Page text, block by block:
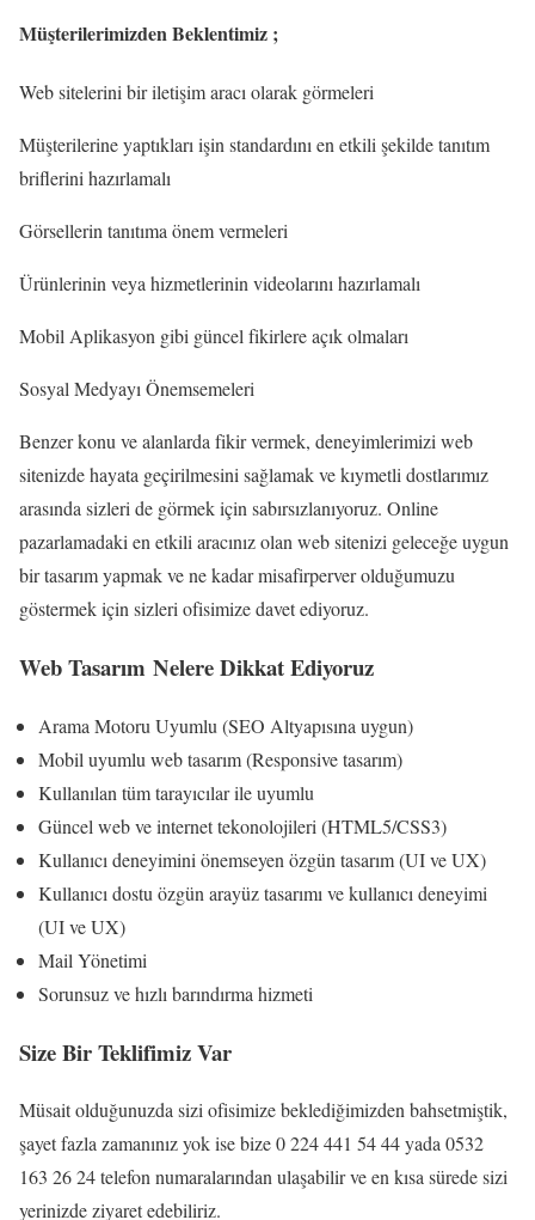
Müşterilerimizden Beklentimiz ;
Web sitelerini bir iletişim aracı olarak görmeleri
Müşterilerine yaptıkları işin standardını en etkili şekilde tanıtım
briflerini hazırlamalı
Görsellerin tanıtıma önem vermeleri
Ürünlerinin veya hizmetlerinin videolarını hazırlamalı
Mobil Aplikasyon gibi güncel fikirlere açık olmaları
Sosyal Medyayı Önemsemeleri
Benzer konu ve alanlarda fikir vermek, deneyimlerimizi web
sitenizde hayata geçirilmesini sağlamak ve kıymetli dostlarımız
arasında sizleri de görmek için sabırsızlanıyoruz. Online
pazarlamadaki en etkili aracınız olan web sitenizi geleceğe uygun
bir tasarım yapmak ve ne kadar misafirperver olduğumuzu
göstermek için sizleri ofisimize davet ediyoruz.
Web Tasarım Nelere Dikkat Ediyoruz
Arama Motoru Uyumlu (SEO Altyapısına uygun)
Mobil uyumlu web tasarım (Responsive tasarım)
Kullanılan tüm tarayıcılar ile uyumlu
Güncel web ve internet tekonolojileri (HTML5/CSS3)
Kullanıcı deneyimini önemseyen özgün tasarım (UI ve UX)
Kullanıcı dostu özgün arayüz tasarımı ve kullanıcı deneyimi
(UI ve UX)
Mail Yönetimi
Sorunsuz ve hızlı barındırma hizmeti
Size Bir Teklifimiz Var
Müsait olduğunuzda sizi ofisimize beklediğimizden bahsetmiştik,
şayet fazla zamanınız yok ise bize 0 224 441 54 44 yada 0532
163 26 24 telefon numaralarından ulaşabilir ve en kısa sürede sizi
yerinizde ziyaret edebiliriz.